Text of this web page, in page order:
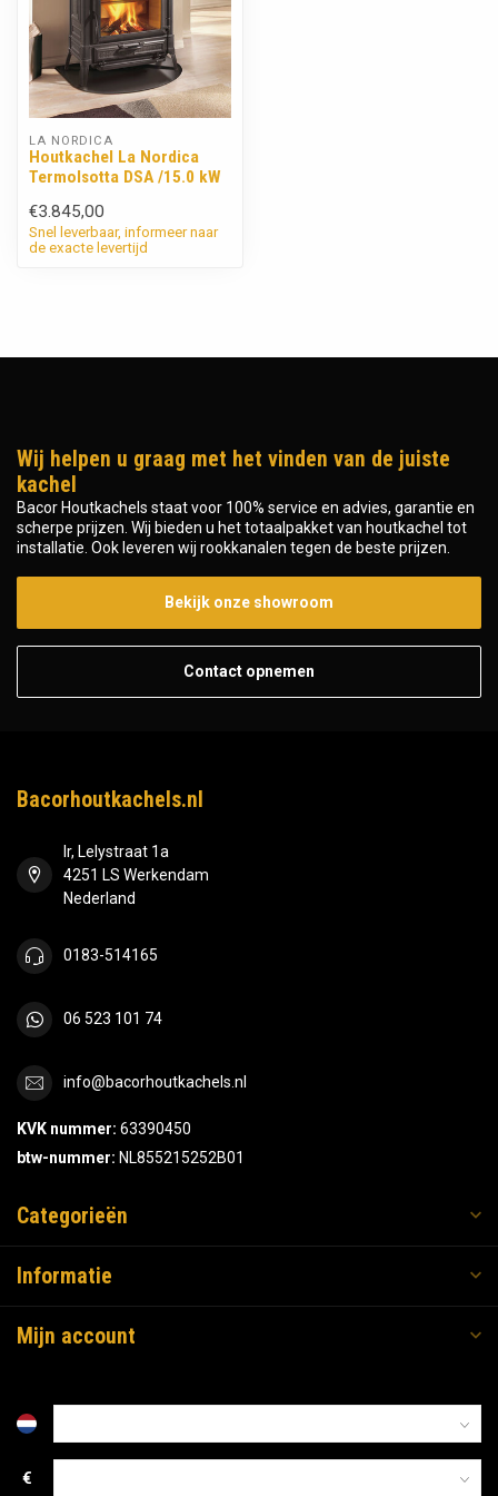
LA NORDICA
Houtkachel La Nordica
TermoIsotta DSA /15.0 kW
€3.845,00
Snel leverbaar, informeer naar
de exacte levertijd
Wij helpen u graag met het vinden van de juiste
kachel
Bacor Houtkachels staat voor 100% service en advies, garantie en
scherpe prijzen. Wij bieden u het totaalpakket van houtkachel tot
installatie. Ook leveren wij rookkanalen tegen de beste prijzen.
Bekijk onze showroom
Contact opnemen
Bacorhoutkachels.nl
Ir, Lelystraat 1a
4251 LS Werkendam
Nederland
0183-514165
06 523 101 74
info@bacorhoutkachels.nl
KVK nummer: 63390450
btw-nummer: NL855215252B01
Categorieën
Informatie
Mijn account
€